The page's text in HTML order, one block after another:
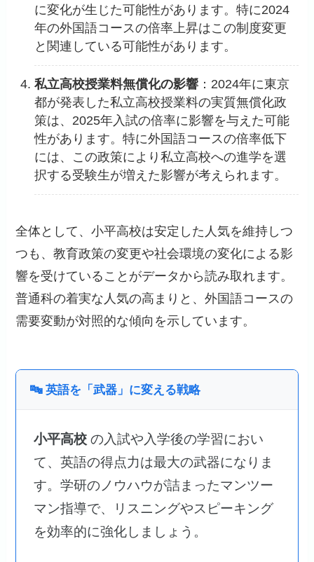
に変化が生じた可能性があります。特に2024
年の外国語コースの倍率上昇はこの制度変更
と関連している可能性があります。
私立高校授業料無償化の影響 ：2024年に東京
都が発表した私立高校授業料の実質無償化政
策は、2025年入試の倍率に影響を与えた可能
性があります。特に外国語コースの倍率低下
には、この政策により私立高校への進学を選
択する受験生が増えた影響が考えられます。
全体として、小平高校は安定した人気を維持しつ
つも、教育政策の変更や社会環境の変化による影
響を受けていることがデータから読み取れます。
普通科の着実な人気の高まりと、外国語コースの
需要変動が対照的な傾向を示しています。
🔤 英語を「武器」に変える戦略
小平高校 の入試や入学後の学習におい
て、英語の得点力は最大の武器になりま
す。学研のノウハウが詰まったマンツー
マン指導で、リスニングやスピーキング
を効率的に強化しましょう。